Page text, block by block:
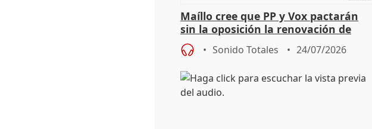
Maíllo cree que PP y Vox pactarán
sin la oposición la renovación de
órganos como el Defensor
Sonido Totales 24/07/2026